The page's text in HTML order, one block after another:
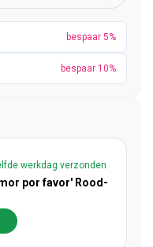
bespaar 5%
bespaar 10%
werkdag verzonden
por favor' Rood-